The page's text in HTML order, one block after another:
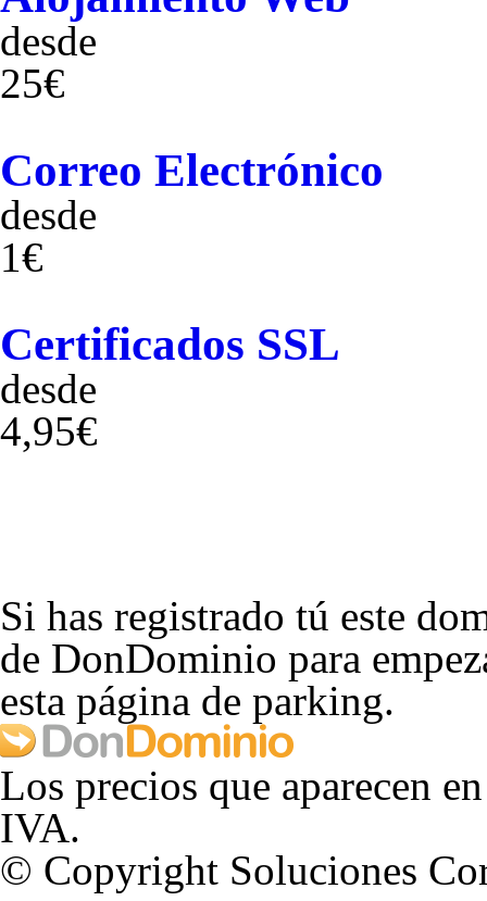
desde
25€
Correo Electrónico
desde
1€
Certificados SSL
desde
4,95€
Si has registrado tú este
de DonDominio para
esta página de parking.
Los precios que aparecen
IVA.
© Copyright Soluciones